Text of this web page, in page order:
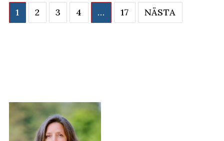
Sidnumrering
för
1 2 3 4 … 17 NÄSTA